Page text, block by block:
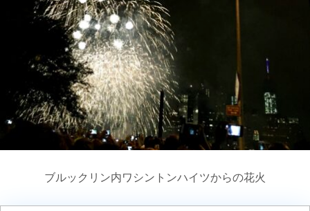
ブルックリン内ワシントンハイツからの花火